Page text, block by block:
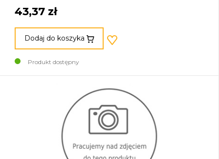
43,37 zł
Dodaj do koszyka
Produkt dostępny